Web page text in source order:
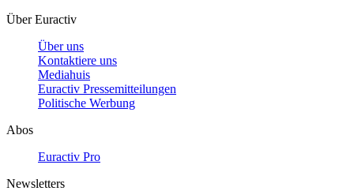
Über Euractiv
Über uns
Kontaktiere uns
Mediahuis
Euractiv Pressemitteilungen
Politische Werbung
Abos
Euractiv Pro
Newsletters